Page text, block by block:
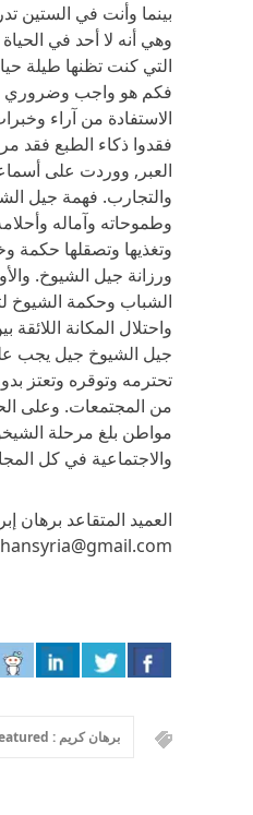
بينما وأنت في الستين
وهي أنه لا أحد في
التي كنت تظنها طيلة
فكم هو واجب وضروري
الاستفادة من آراء
فقدوا ذكاء الطبع فقد
العبر, ووردت على
والتجارب. فهمة جيل
وطموحاته وآماله
وتغذيها وتصقلها حكمة
ورزانة جيل الشيوخ.
الشباب وحكمة الشيوخ
واحتلال المكانة اللائقة
جيل الشيوخ جيل يجب
تحترمه وتوقره وتعتز
من المجتمعات. وعلى
مواطن بلغ مرحلة
والاجتماعية في كل
العميد المتقاعد برهان
برهان كريم : featured